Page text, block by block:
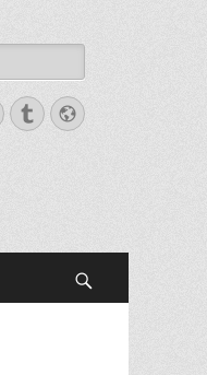
YouTube
TumblrWebsite